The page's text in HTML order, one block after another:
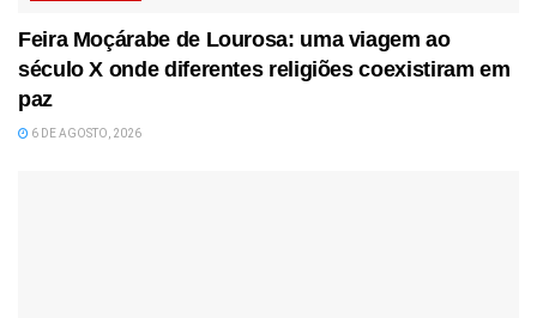
Feira Moçárabe de Lourosa: uma viagem ao
século X onde diferentes religiões coexistiram em
paz
6 DE AGOSTO, 2026